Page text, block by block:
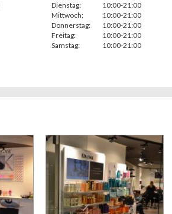
Dienstag:
10:00-21:00
Mittwoch:
10:00-21:00
Donnerstag:
10:00-21:00
Freitag:
10:00-21:00
Samstag:
10:00-21:00